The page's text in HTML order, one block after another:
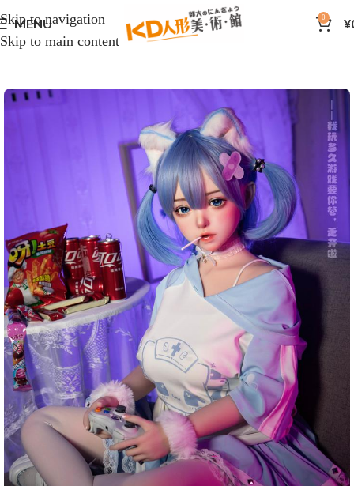
Skip to navigation
Skip to main content
MENU 0 ¥